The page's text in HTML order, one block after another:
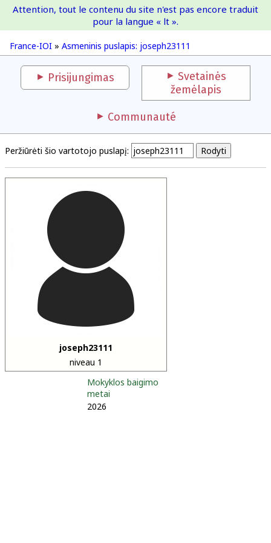
France-IOI
France-IOI » Asmeninis puslapis: joseph23111
Attention, tout le contenu du site n'est pas encore traduit
pour la langue « lt ».
Prisijungimas
Svetainės
žemėlapis
Communauté
Peržiūrėti šio vartotojo puslapį:
joseph23111
niveau 1
Mokyklos baigimo
metai
2026